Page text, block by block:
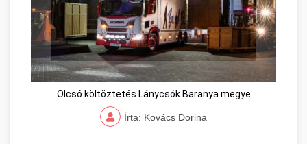
Olcsó költöztetés Lánycsók Baranya megye
Írta: Kovács Dorina